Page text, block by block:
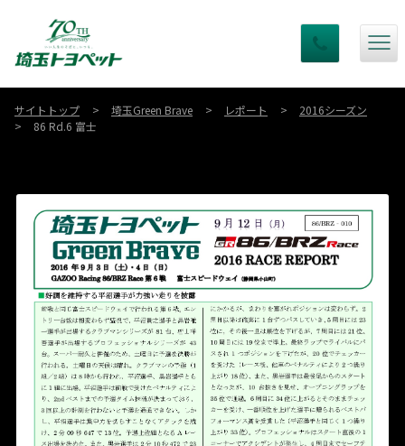
サイトトップ 埼玉Green Brave レポート
2016シーズン
86 Rd.6 富士